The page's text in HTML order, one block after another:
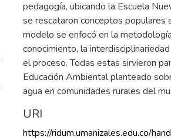
pedagogía, ubicando la Escuela
se rescataron conceptos populares
modelo se enfocó en la
conocimiento, la
el proceso. Todas estas sirvieron
Educación Ambiental planteado
agua en comunidades rurales del
URI
https://ridum.umanizales.edu.co/